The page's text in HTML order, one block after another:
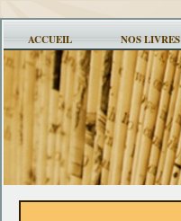
ACCUEIL NOS LIVRES